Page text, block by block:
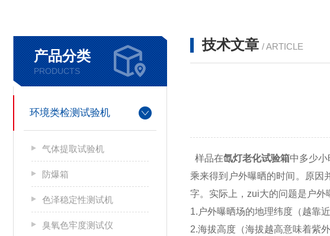
产品分类
PRODUCTS
环境类检测试验机
气体提取试验机
防爆箱
色泽稳定性测试机
臭氧色牢度测试仪
技术文章 / ARTICLE
样品在氙灯老化试验箱中多少
乘来得到户外曝晒的时间。原因
字。实际上，zui大的问题是户外
1.户外曝晒场的地理纬度（越靠
2.海拔高度（海拔越高意味着紫